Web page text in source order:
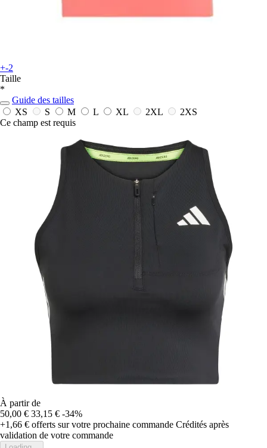
+-2
Taille
*
Guide des tailles
XS
S M L XL 2XL
2XS
Ce champ est requis
À partir de
50,00 € 33,15 € -34%
+1,66 € offerts sur votre prochaine commande Crédités après
validation de votre commande